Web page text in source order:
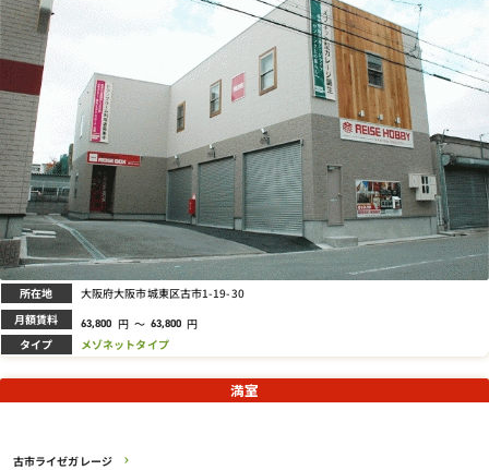
所在地 大阪府大阪市城東区古市1-19-30
月額賃料 63,800 円 ～ 63,800 円
タイプ メゾネットタイプ
古市ライゼガレージ
満室